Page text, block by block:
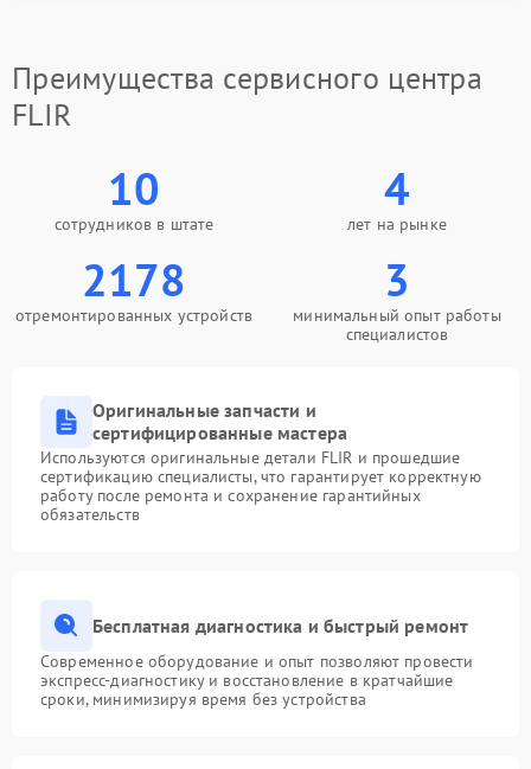
Преимущества сервисного центра
FLIR
10
сотрудников в штате
4
лет на рынке
2178
отремонтированных устройств
3
минимальный опыт работы
специалистов
Оригинальные запчасти и
сертифицированные мастера
Используются оригинальные детали FLIR и прошедшие
сертификацию специалисты, что гарантирует корректную
работу после ремонта и сохранение гарантийных
обязательств
Бесплатная диагностика и быстрый ремонт
Современное оборудование и опыт позволяют провести
экспресс-диагностику и восстановление в кратчайшие
сроки, минимизируя время без устройства